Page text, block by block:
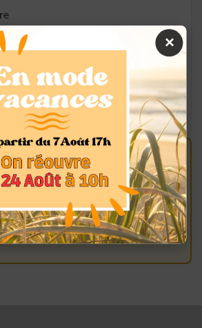
ne doivent présenter aucun
même si un degré d'usure
Surtout, ne nettoyez pas vos pièces !
en état, placez vos monnaies en or
individuelles.
×